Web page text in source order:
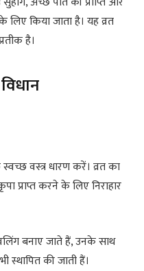
के लिए किया जाता है। यह व्रत
है।
स्वच्छ वस्त्र धारण करें। व्रत का
प्राप्त करने के लिए निराहार
बनाए जाते हैं, उनके साथ
स्थापित की जाती हैं।